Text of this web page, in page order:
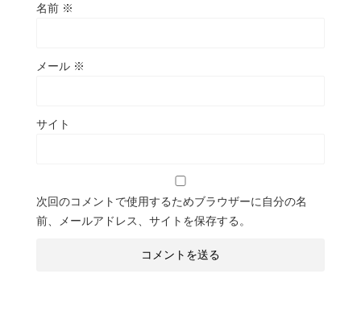
名前 ※
メール ※
サイト
次回のコメントで使用するためブラウザーに自分の名
前、メールアドレス、サイトを保存する。